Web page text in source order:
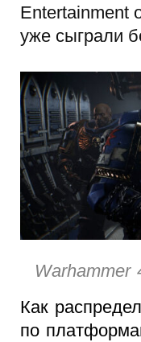
Entertainment
уже сыграли
Warhammer
Как
по